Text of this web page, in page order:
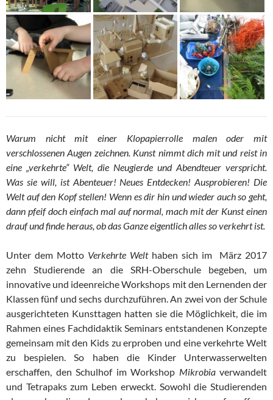
Warum nicht mit einer Klopapierrolle malen oder mit
verschlossenen Augen zeichnen. Kunst nimmt dich mit und reist in
eine „verkehrte“ Welt, die Neugierde und Abendteuer verspricht.
Was sie will, ist Abenteuer! Neues Entdecken! Ausprobieren! Die
Welt auf den Kopf stellen! Wenn es dir hin und wieder auch so geht,
dann pfeif doch einfach mal auf normal, mach mit der Kunst einen
drauf und finde heraus, ob das Ganze eigentlich alles so verkehrt ist.
Unter dem Motto Verkehrte Welthaben sich im März 2017
zehn Studierende an die SRH-Oberschule begeben, um
innovative und ideenreiche Workshops mit den Lernenden der
Klassen fünf und sechs durchzuführen. An zwei von der Schule
ausgerichteten Kunsttagen hatten sie die Möglichkeit, die im
Rahmen eines Fachdidaktik Seminars entstandenen Konzepte
gemeinsam mit den Kids zu erproben und eine verkehrte Welt
zu bespielen. So haben die Kinder Unterwasserwelten
erschaffen, den Schulhof im Workshop Mikrobiaverwandelt
und Tetrapaks zum Leben erweckt. Sowohl die Studierenden